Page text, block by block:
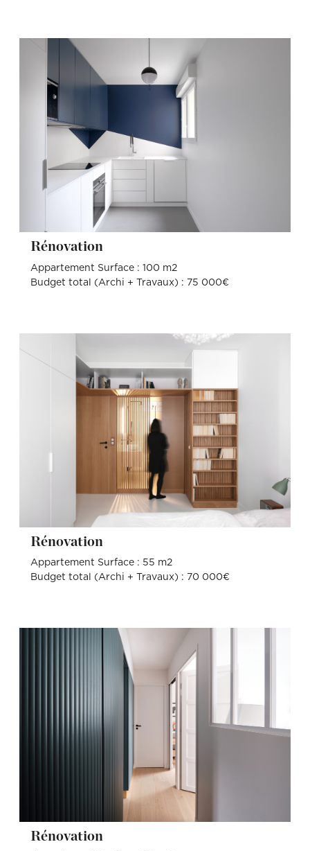
Rénovation
Appartement Surface : 100 m2
Budget total (Archi + Travaux) : 75 000€
Rénovation
Appartement Surface : 55 m2
Budget total (Archi + Travaux) : 70 000€
Rénovation